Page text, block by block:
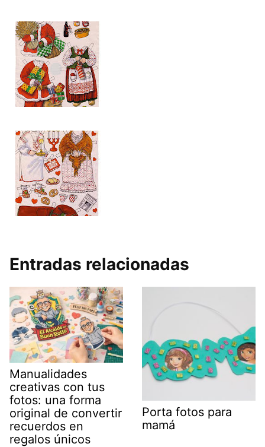
Entradas relacionadas
Manualidades
creativas con tus
fotos: una forma
original de convertir
recuerdos en
regalos únicos
Porta fotos para
mamá